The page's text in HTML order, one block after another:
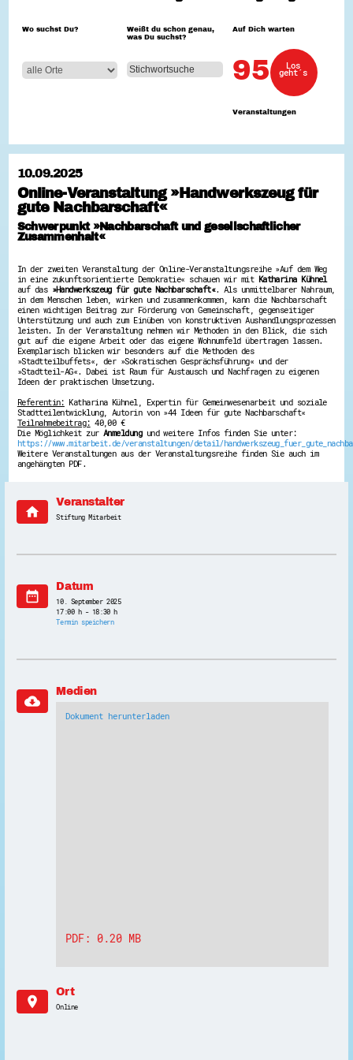
Zeig uns dein Ehrenamt
Wettbewerb | Trikotwettbewerb
Wettbewerb | 80 Jahre Hessen - Engagement
Ausgezeichnete Projekte
Engagement-Lotsen
Crowdfunding - Viele schaffen mehr
Ehrentag
Kompetenznachweis Hessen
Zeugnisbeiblatt
Service-Learning
Mach dich schlau
GEMA-Pakt
Di@-Lotsen in Hessen
Energiepreiskrise und Ehrenamt
Flüchtlingshilfe + Integration
Patenschaftsprojekte
Qualifizierung & Fortbildung
Stiftungen
Vereine, Spenden, Steuern - Gut zu Wissen
Versicherungsschutz
Kontakt
Wo suchst Du?
Weißt du schon genau,
was Du suchst?
Auf Dich warten
95
Veranstaltungen
Los
geht´s
10.09.2025
Online-Veranstaltung »Handwerkszeug für
gute Nachbarschaft«
Schwerpunkt »Nachbarschaft und gesellschaftlicher
Zusammenhalt«
In der zweiten Veranstaltung der Online-Veranstaltungsreihe »Auf dem Weg
in eine zukunftsorientierte Demokratie« schauen wir mit Katharina Kühnel
auf das »Handwerkszeug für gute Nachbarschaft«. Als unmittelbarer Nahraum,
in dem Menschen leben, wirken und zusammenkommen, kann die Nachbarschaft
einen wichtigen Beitrag zur Förderung von Gemeinschaft, gegenseitiger
Unterstützung und auch zum Einüben von konstruktiven Aushandlungsprozessen
leisten. In der Veranstaltung nehmen wir Methoden in den Blick, die sich
gut auf die eigene Arbeit oder das eigene Wohnumfeld übertragen lassen.
Exemplarisch blicken wir besonders auf die Methoden des
»Stadtteilbuffets«, der »Sokratischen Gesprächsführung« und der
»Stadtteil-AG«. Dabei ist Raum für Austausch und Nachfragen zu eigenen
Ideen der praktischen Umsetzung.
Referentin: Katharina Kühnel, Expertin für Gemeinwesenarbeit und soziale
Stadtteilentwicklung, Autorin von »44 Ideen für gute Nachbarschaft«
Teilnahmebeitrag: 40,00 €
Die Möglichkeit zurAnmeldungund weitere Infos finden Sie unter:
https://www.mitarbeit.de/veranstaltungen/detail/
Weitere Veranstaltungen aus der Veranstaltungsreihe finden Sie auch im
angehängten PDF.
home
Veranstalter
Stiftung Mitarbeit
date_range
Datum
10. September 2025
17:00 h - 18:30 h
Termin speichern
cloud_download
Medien
Dokument herunterladen
PDF: 0.20 MB
location_on
Ort
Online